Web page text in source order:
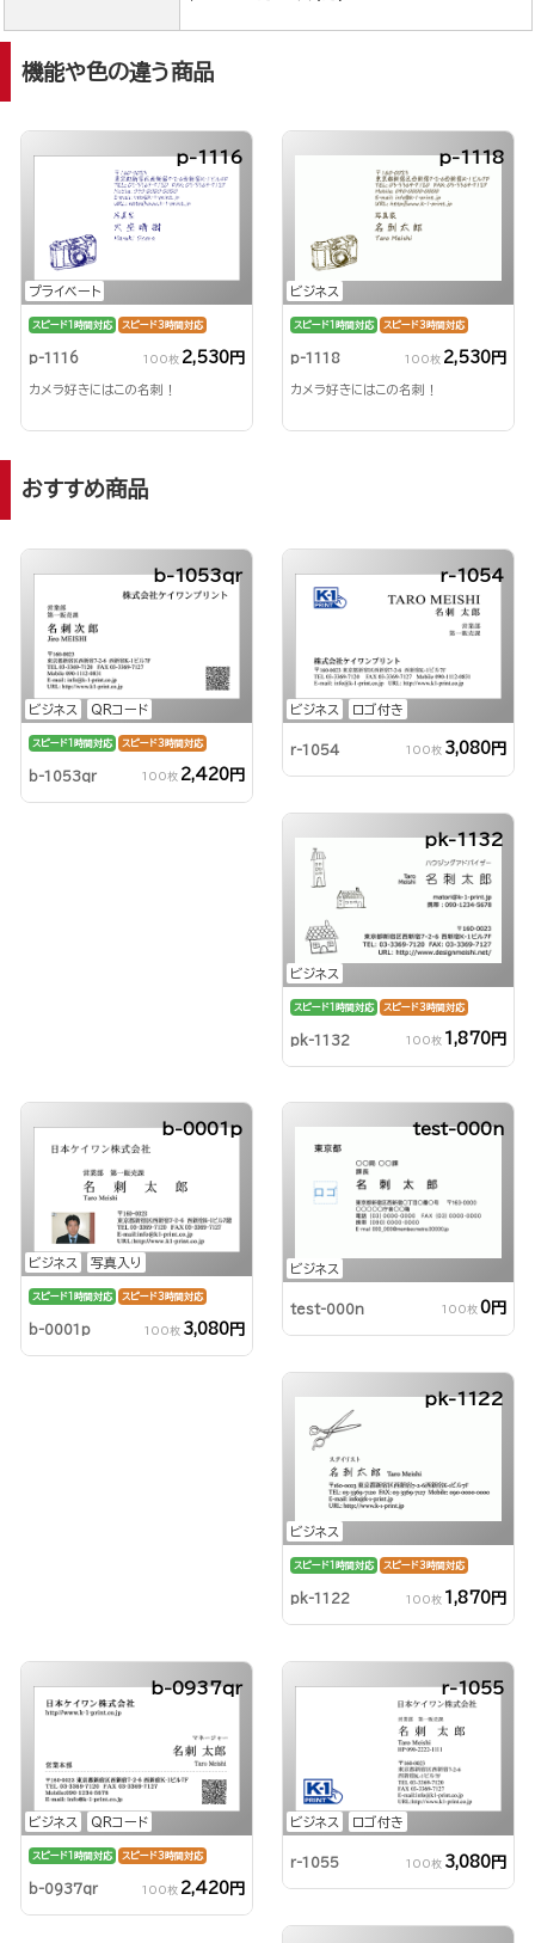
機能や色の違う商品
プライベート
p-1116
スピード1時間対応 スピード3時間対応
p-1116 100枚 2,530円
カメラ好きにはこの名刺！
ビジネス
p-1118
スピード1時間対応 スピード3時間対応
p-1118 100枚 2,530円
カメラ好きにはこの名刺！
おすすめ商品
ビジネス QRコード
b-1053qr
スピード1時間対応 スピード3時間対応
b-1053qr 100枚 2,420円
ビジネス ロゴ付き
r-1054
r-1054 100枚 3,080円
ビジネス
pk-1132
スピード1時間対応 スピード3時間対応
pk-1132 100枚 1,870円
ビジネス 写真入り
b-0001p
スピード1時間対応 スピード3時間対応
b-0001p 100枚 3,080円
ビジネス
test-000n
test-000n 100枚 0円
ビジネス
pk-1122
スピード1時間対応 スピード3時間対応
pk-1122 100枚 1,870円
ビジネス QRコード
b-0937qr
スピード1時間対応 スピード3時間対応
b-0937qr 100枚 2,420円
ビジネス ロゴ付き
r-1055
r-1055 100枚 3,080円